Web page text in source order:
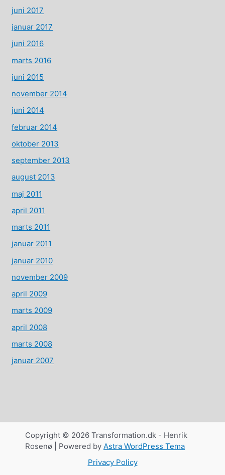
juni 2017
januar 2017
juni 2016
marts 2016
juni 2015
november 2014
juni 2014
februar 2014
oktober 2013
september 2013
august 2013
maj 2011
april 2011
marts 2011
januar 2011
januar 2010
november 2009
april 2009
marts 2009
april 2008
marts 2008
januar 2007
Copyright © 2026 Transformation.dk - Henrik
Rosenø | Powered by Astra WordPress Tema
Privacy Policy